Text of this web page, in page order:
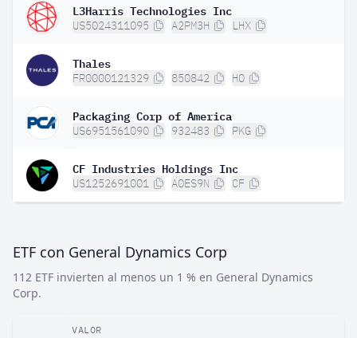
L3Harris Technologies Inc
US5024311095 A2PM3H LHX
Thales
FR0000121329 850842 HO
Packaging Corp of America
US6951561090 932483 PKG
CF Industries Holdings Inc
US1252691001 A0ES9N CF
ETF con General Dynamics Corp
112 ETF invierten al menos un 1 % en General Dynamics
Corp.
VALOR